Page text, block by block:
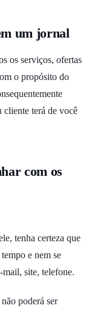
um jornal
os serviços, ofertas
o propósito do
cliente terá de você
com os
tenha certeza que
e nem se
mail, site, telefone.
poderá ser